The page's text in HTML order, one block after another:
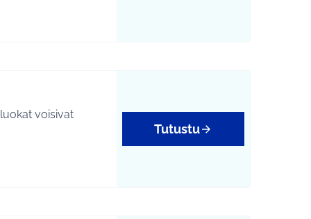
voisivat
Tutustu